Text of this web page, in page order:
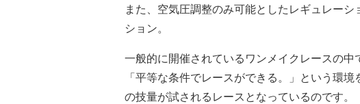
また、空気圧調整のみ可能としたレギュレー
ション。
一般的に開催されているワンメイクレースの
「平等な条件でレースができる。」という環
の技量が試されるレースとなっているのです。